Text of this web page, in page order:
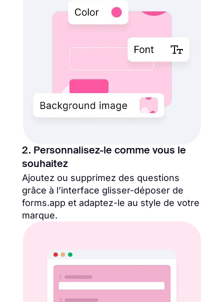
2. Personnalisez-le comme vous le
souhaitez
Ajoutez ou supprimez des questions
grâce à l’interface glisser-déposer de
forms.app et adaptez-le au style de votre
marque.